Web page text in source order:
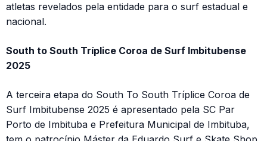
atletas revelados pela entidade para o surf estadual e
nacional.
South to South Tríplice Coroa de Surf Imbitubense
2025
A terceira etapa do South To South Tríplice Coroa de
Surf Imbitubense 2025 é apresentado pela SC Par
Porto de Imbituba e Prefeitura Municipal de Imbituba,